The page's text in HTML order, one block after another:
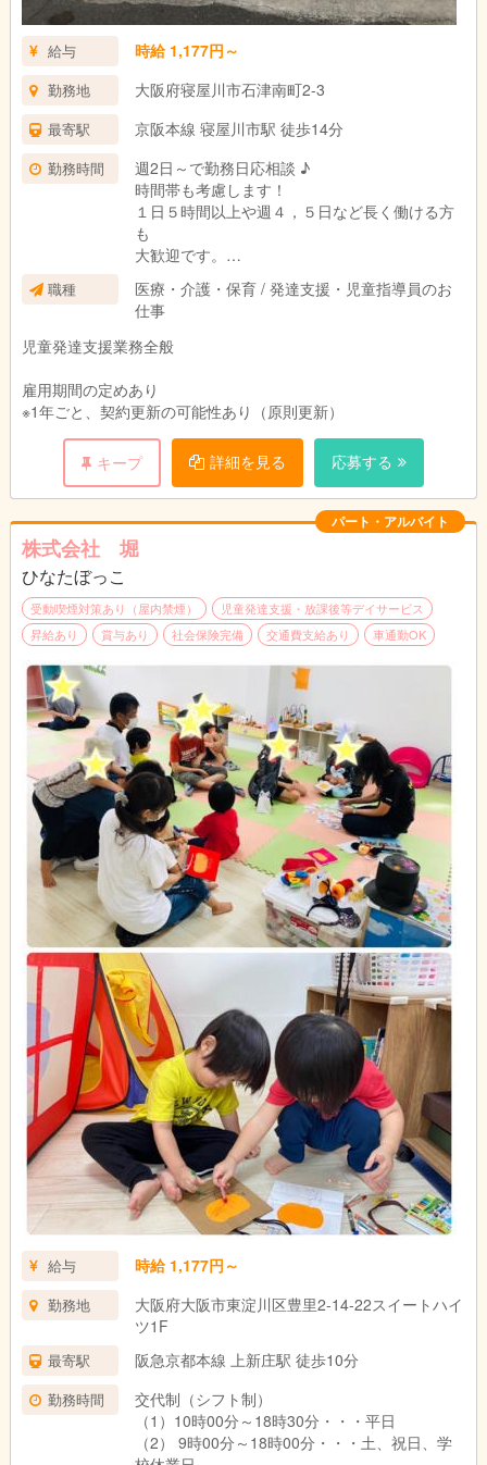
給与 時給 1,177円～
勤務地 大阪府寝屋川市石津南町2-3
最寄駅 京阪本線 寝屋川市駅 徒歩14分
勤務時間
週2日～で勤務日応相談 ♪
時間帯も考慮します！
１日５時間以上や週４，５日など長く働ける方
も
大歓迎です。
勤務時間例
1）9:30～18:30
2）13:30～18:30
3）9:30～13:30
休憩0分
職種
医療・介護・保育 / 発達支援・児童指導員のお
仕事
児童発達支援業務全般
雇用期間の定めあり
※1年ごと、契約更新の可能性あり（原則更新）
キープ 詳細を見る 応募する
パート・アルバイト
株式会社 堀
ひなたぼっこ
受動喫煙対策あり（屋内禁煙）
児童発達支援・放課後等デイサービス
昇給あり
賞与あり 社会保険完備 交通費支給あり 車通勤OK
給与 時給 1,177円～
勤務地
大阪府大阪市東淀川区豊里2-14-22スイートハイ
ツ1F
最寄駅 阪急京都本線 上新庄駅 徒歩10分
勤務時間
交代制（シフト制）
（1）10時00分～18時30分・・・平日
（2） 9時00分～18時00分・・・土、祝日、学